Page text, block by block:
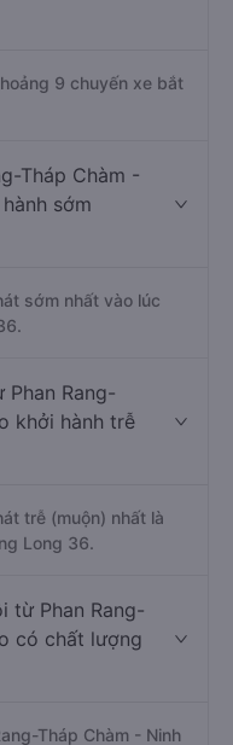
9 chuyến xe bắt
Tháp Chàm -
sớm
sớm nhất vào lúc
Rang-
khởi hành trễ
trễ (muộn) nhất là
Long 36.
từ Phan Rang-
có chất lượng
Tháp Chàm - Ninh